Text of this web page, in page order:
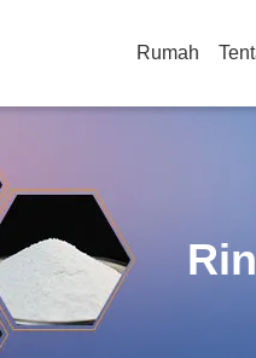
Rumah